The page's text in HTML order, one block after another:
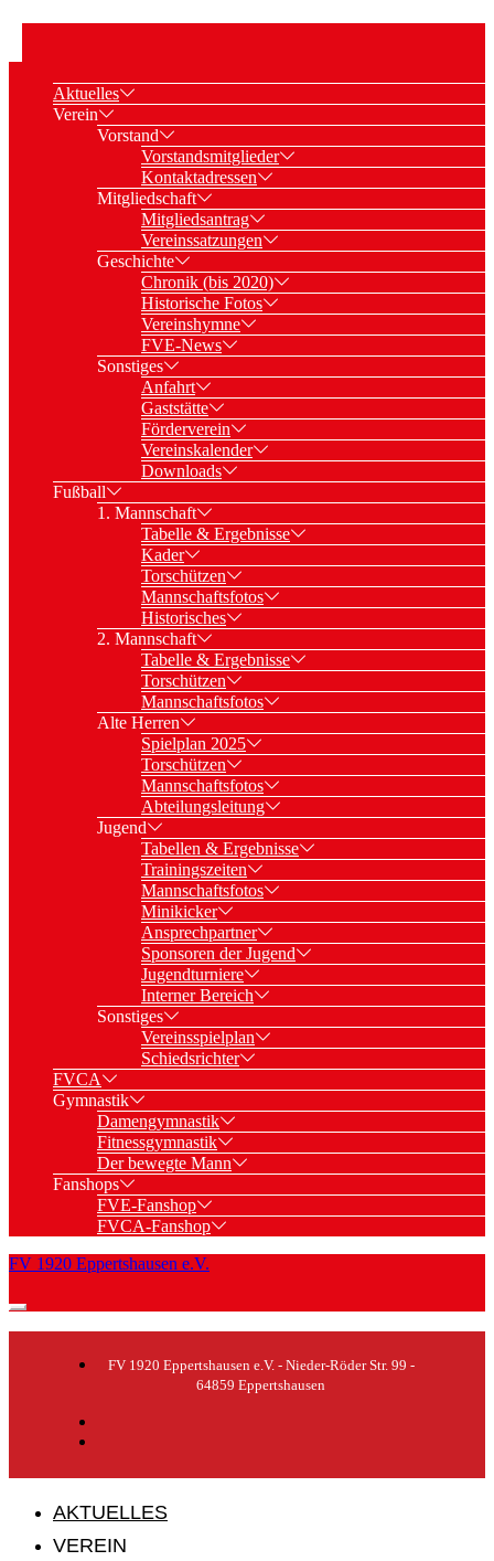
Aktuelles
Verein
Vorstand
Vorstandsmitglieder
Kontaktadressen
Mitgliedschaft
Mitgliedsantrag
Vereinssatzungen
Geschichte
Chronik (bis 2020)
Historische Fotos
Vereinshymne
FVE-News
Sonstiges
Anfahrt
Gaststätte
Förderverein
Vereinskalender
Downloads
Fußball
1. Mannschaft
Tabelle & Ergebnisse
Kader
Torschützen
Mannschaftsfotos
Historisches
2. Mannschaft
Tabelle & Ergebnisse
Torschützen
Mannschaftsfotos
Alte Herren
Spielplan 2025
Torschützen
Mannschaftsfotos
Abteilungsleitung
Jugend
Tabellen & Ergebnisse
Trainingszeiten
Mannschaftsfotos
Minikicker
Ansprechpartner
Sponsoren der Jugend
Jugendturniere
Interner Bereich
Sonstiges
Vereinsspielplan
Schiedsrichter
FVCA
Gymnastik
Damengymnastik
Fitnessgymnastik
Der bewegte Mann
Fanshops
FVE-Fanshop
FVCA-Fanshop
FV 1920 Eppertshausen e.V.
FV 1920 Eppertshausen e.V. - Nieder-Röder Str. 99 -
64859 Eppertshausen
AKTUELLES
VEREIN